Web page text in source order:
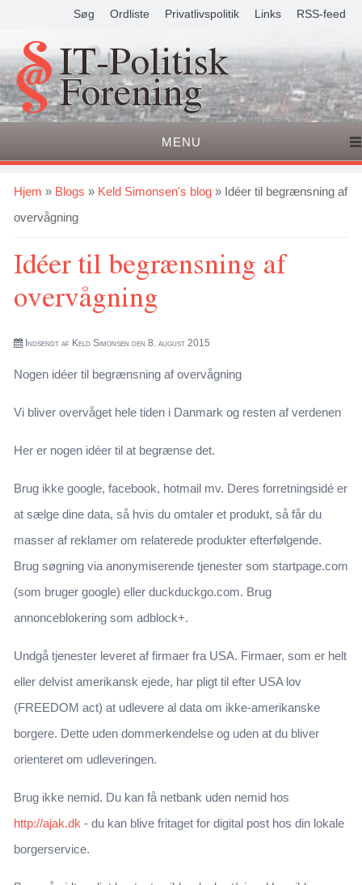
Søg Ordliste Privatlivspolitik Links RSS-feed
IT-Politisk
Forening
MENU
Du er her
Hjem » Blogs » Keld Simonsen's blog » Idéer til begrænsning af
overvågning
Idéer til begrænsning af
overvågning
Indsendt af Keld Simonsen den 8. august 2015
Nogen idéer til begrænsning af overvågning
Vi bliver overvåget hele tiden i Danmark og resten af verdenen
Her er nogen idéer til at begrænse det.
Brug ikke google, facebook, hotmail mv. Deres forretningsidé er
at sælge dine data, så hvis du omtaler et produkt, så får du
masser af reklamer om relaterede produkter efterfølgende.
Brug søgning via anonymiserende tjenester som startpage.com
(som bruger google) eller duckduckgo.com. Brug
annonceblokering som adblock+.
Undgå tjenester leveret af firmaer fra USA. Firmaer, som er helt
eller delvist amerikansk ejede, har pligt til efter USA lov
(FREEDOM act) at udlevere al data om ikke-amerikanske
borgere. Dette uden dommerkendelse og uden at du bliver
orienteret om udleveringen.
Brug ikke nemid. Du kan få netbank uden nemid hos
http://ajak.dk - du kan blive fritaget for digital post hos din lokale
borgerservice.